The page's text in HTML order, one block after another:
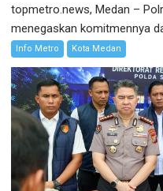
topmetro.news, Medan –
menegaskan komitmennya
Info Metro Kota Medan